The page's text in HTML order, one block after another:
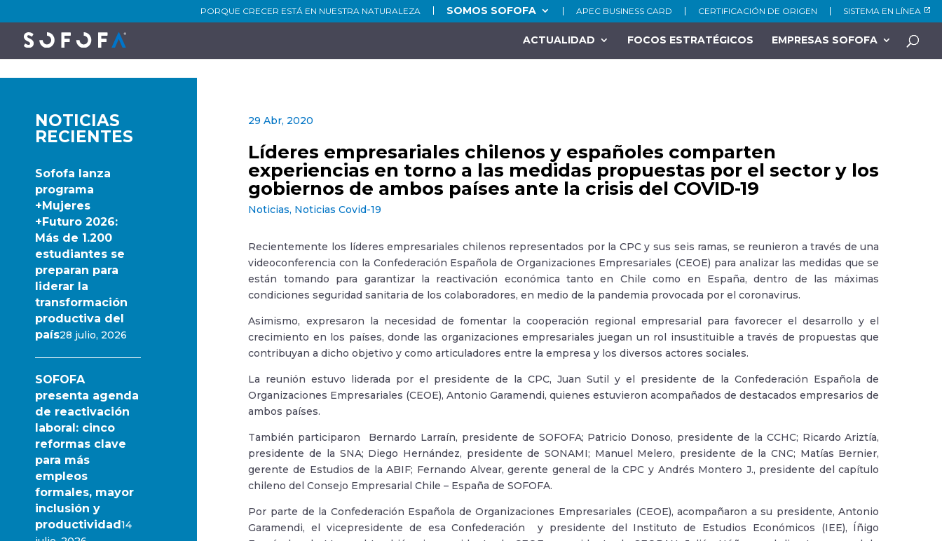
PORQUE CRECER ESTÁ EN NUESTRA NATURALEZA SOMOS SOFOFA APEC BUSINESS CARD CERTIFICACIÓN DE ORIGEN SISTEMA EN LÍNEA
ACTUALIDAD FOCOS ESTRATÉGICOS EMPRESAS SOFOFA
NOTICIAS
RECIENTES
Sofofa lanza
programa
+Mujeres
+Futuro 2026:
Más de 1.200
estudiantes se
preparan para
liderar la
transformación
productiva del
país28 julio, 2026
SOFOFA
presenta agenda
de reactivación
laboral: cinco
reformas clave
para más
empleos
formales, mayor
inclusión y
productividad14
29 Abr, 2020
Líderes empresariales chilenos y españoles comparten
experiencias en torno a las medidas propuestas por el sector y los
gobiernos de ambos países ante la crisis del COVID-19
Noticias, Noticias Covid-19
Recientemente los líderes empresariales chilenos representados por la CPC y sus seis ramas, se reunieron a través de una
videoconferencia con la Confederación Española de Organizaciones Empresariales (CEOE) para analizar las medidas que se
están tomando para garantizar la reactivación económica tanto en Chile como en España, dentro de las máximas
condiciones seguridad sanitaria de los colaboradores, en medio de la pandemia provocada por el coronavirus.
Asimismo, expresaron la necesidad de fomentar la cooperación regional empresarial para favorecer el desarrollo y el
crecimiento en los países, donde las organizaciones empresariales juegan un rol insustituible a través de propuestas que
contribuyan a dicho objetivo y como articuladores entre la empresa y los diversos actores sociales.
La reunión estuvo liderada por el presidente de la CPC, Juan Sutil y el presidente de la Confederación Española de
Organizaciones Empresariales (CEOE), Antonio Garamendi, quienes estuvieron acompañados de destacados empresarios de
ambos países.
También participaron Bernardo Larraín, presidente de SOFOFA; Patricio Donoso, presidente de la CCHC; Ricardo Ariztía,
presidente de la SNA; Diego Hernández, presidente de SONAMI; Manuel Melero, presidente de la CNC; Matías Bernier,
gerente de Estudios de la ABIF; Fernando Alvear, gerente general de la CPC y Andrés Montero J., presidente del capítulo
chileno del Consejo Empresarial Chile – España de SOFOFA.
Por parte de la Confederación Española de Organizaciones Empresariales (CEOE), acompañaron a su presidente, Antonio
Garamendi, el vicepresidente de esa Confederación y presidente del Instituto de Estudios Económicos (IEE), Íñigo